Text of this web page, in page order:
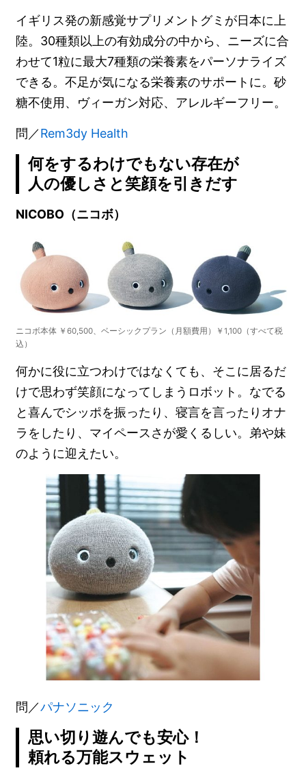
イギリス発の新感覚サプリメントグミが日本に上
陸。30種類以上の有効成分の中から、ニーズに合
わせて1粒に最大7種類の栄養素をパーソナライズ
できる。不足が気になる栄養素のサポートに。砂
糖不使用、ヴィーガン対応、アレルギーフリー。
問／Rem3dy Health
何をするわけでもない存在が
人の優しさと笑顔を引きだす
NICOBO（ニコボ）
ニコボ本体 ￥60,500、ベーシックプラン（月額費用）￥1,100（すべて税
込）
何かに役に立つわけではなくても、そこに居るだ
けで思わず笑顔になってしまうロボット。なでる
と喜んでシッポを振ったり、寝言を言ったりオナ
ラをしたり、マイペースさが愛くるしい。弟や妹
のように迎えたい。
問／パナソニック
思い切り遊んでも安心！
頼れる万能スウェット